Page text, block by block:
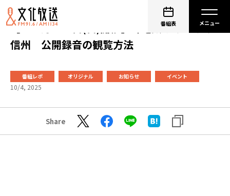
番組表
【１０月２６日(日)開催】峰竜太とみんなの
信州 公開録音の観覧方法
番組レポ オリジナル お知らせ イベント
10/4, 2025
Share